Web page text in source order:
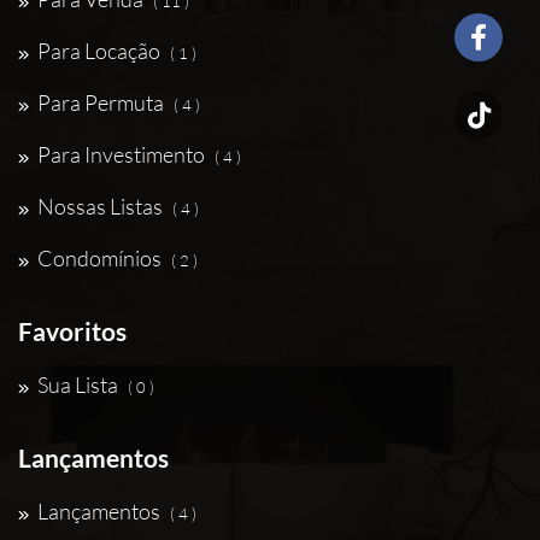
Para Locação ( 1 )
Para Permuta ( 4 )
Para Investimento ( 4 )
Nossas Listas ( 4 )
Condomínios ( 2 )
Favoritos
Sua Lista ( 0 )
Lançamentos
Lançamentos ( 4 )